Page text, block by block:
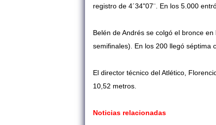
registro de 4´34"07¨. En los 5.000
Belén de Andrés se colgó el bronce
semifinales). En los 200 llegó séptima
El director técnico del Atlético,
10,52 metros.
Noticias relacionadas